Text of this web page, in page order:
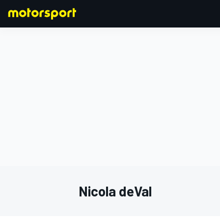
Nicola deVal